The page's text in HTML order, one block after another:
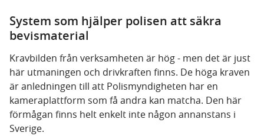
System som hjälper polisen att säkra
bevismaterial
Kravbilden från verksamheten är hög - men det är just
här utmaningen och drivkraften finns. De höga kraven
är anledningen till att Polismyndigheten har en
kameraplattform som få andra kan matcha. Den här
förmågan finns helt enkelt inte någon annanstans i
Sverige.